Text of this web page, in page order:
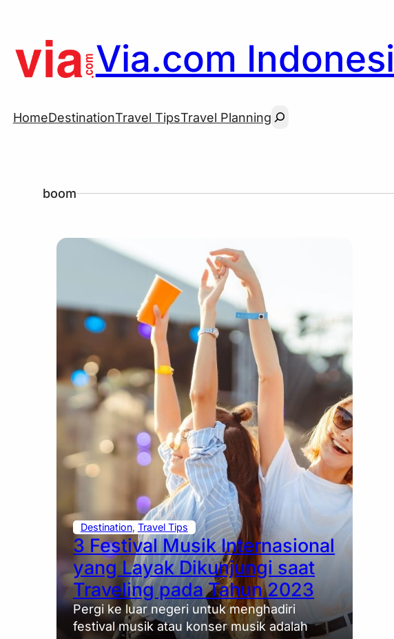
Via.com
HomeDestinationTravel TipsTravel PlanningSearch
boom
Destination, Travel Tips
3 Festival Musik Internasional
yang Layak Dikunjungi saat
Traveling pada Tahun 2023
Pergi ke luar negeri untuk menghadiri
festival musik atau konser musik adalah